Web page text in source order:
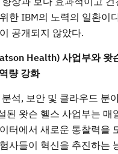
한 IBM의 노력의 일환이
공개되지 않았다.
Health) 사업부와 왓
량 강화
석, 보안 및 클라우드 분
된 왓슨 헬스 사업부는 매
터에서 새로운 통찰력을
사들이 혁신을 추진하는